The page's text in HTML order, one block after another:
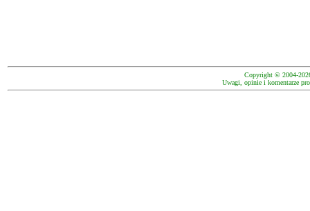
Copyright © 2004-
Uwagi, opinie i komentarze